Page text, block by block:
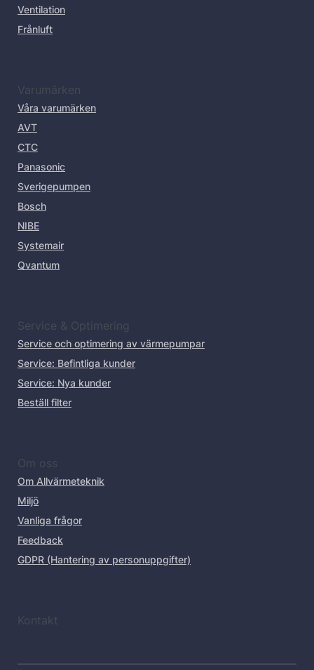
Ventilation
Frånluft
Varumärken
Våra varumärken
AVT
CTC
Panasonic
Sverigepumpen
Bosch
NIBE
Systemair
Qvantum
Service & Optimering
Service och optimering av värmepumpar
Service: Befintliga kunder
Service: Nya kunder
Beställ filter
Om oss
Om Allvärmeteknik
Miljö
Vanliga frågor
Feedback
GDPR (Hantering av personuppgifter)
Kontakt